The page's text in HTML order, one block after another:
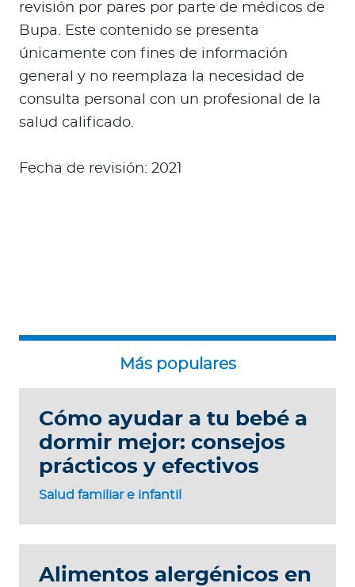
revisión por pares por parte de médicos de
Bupa. Este contenido se presenta
únicamente con fines de información
general y no reemplaza la necesidad de
consulta personal con un profesional de la
salud calificado.
Fecha de revisión: 2021
Salud familiar e infantil
Cómo ayudar a tu bebé a
dormir mejor: consejos
prácticos y efectivos
Alimentos alergénicos en